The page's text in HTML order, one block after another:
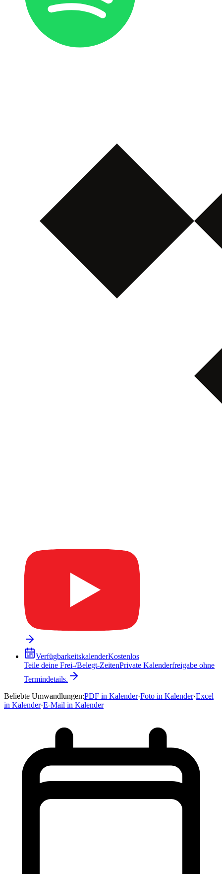
VerfügbarkeitskalenderKostenlos
Teile deine Frei-/Belegt-ZeitenPrivate Kalenderfreigabe ohne
Termindetails.
Beliebte Umwandlungen:PDF in Kalender·Foto in Kalender·Excel
in Kalender·E-Mail in Kalender